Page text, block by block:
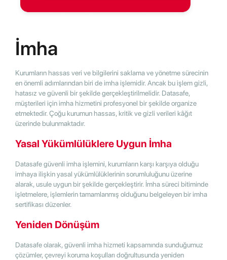
İmha
Kurumların hassas veri ve bilgilerini saklama ve yönetme sürecinin
en önemli adımlarından biri de imha işlemidir. Ancak bu işlem gizli,
hatasız ve güvenli bir şekilde gerçekleştirilmelidir. Datasafe,
müşterileri için imha hizmetini profesyonel bir şekilde organize
etmektedir. Çoğu kurumun hassas, kritik ve gizli verileri kâğıt
üzerinde bulunmaktadır.
Yasal Yükümlülüklere Uygun İmha
Datasafe güvenli imha işlemini, kurumların karşı karşıya olduğu
imhaya ilişkin yasal yükümlülüklerinin sorumluluğunu üzerine
alarak, usule uygun bir şekilde gerçekleştirir. İmha süreci bitiminde
işletmelere, işlemlerin tamamlanmış olduğunu belgeleyen bir imha
sertifikası düzenler.
Yeniden Dönüşüm
Datasafe olarak, güvenli imha hizmeti kapsamında sunduğumuz
çözümler, çevreyi koruma koşulları doğrultusunda yeniden